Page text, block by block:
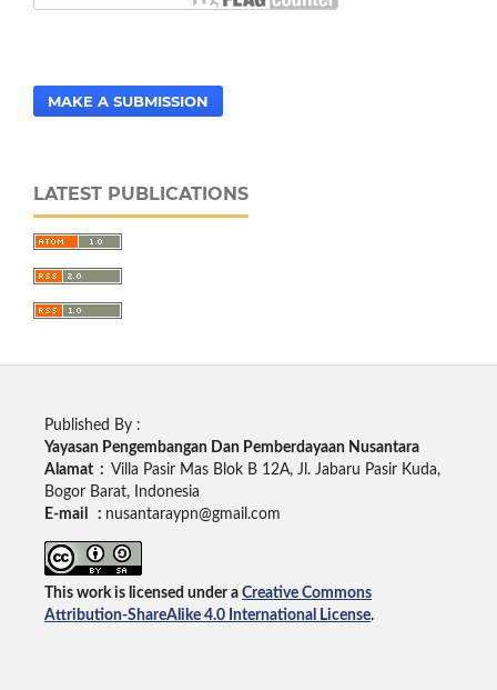
MAKE A SUBMISSION
LATEST PUBLICATIONS
Published By :
Yayasan Pengembangan Dan Pemberdayaan Nusantara
Alamat : Villa Pasir Mas Blok B 12A, Jl. Jabaru Pasir Kuda,
Bogor Barat, Indonesia
E-mail : nusantaraypn@gmail.com
This work is licensed under a Creative Commons
Attribution-ShareAlike 4.0 International License.